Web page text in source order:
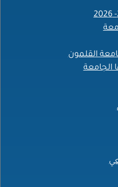
القلمون
الجامعة